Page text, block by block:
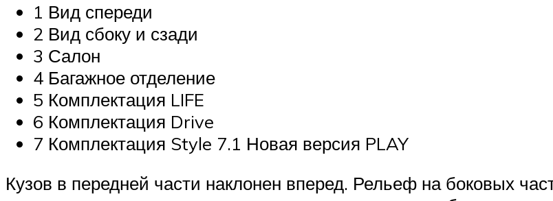
1 Вид спереди
2 Вид сбоку и сзади
3 Салон
4 Багажное отделение
5 Комплектация LIFE
6 Комплектация Drive
7 Комплектация Style 7.1 Новая версия PLAY
Кузов в передней части наклонен вперед. Рельеф на боковых